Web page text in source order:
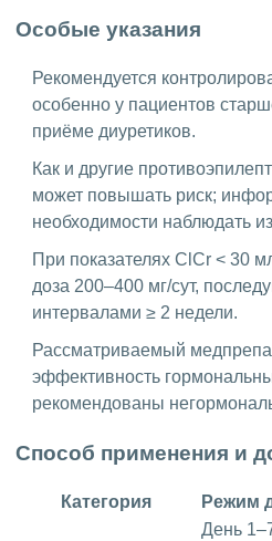
Особые указания
Рекомендуется
особенно у пациентов
приёме диуретиков.
Как и другие
может повышать риск;
необходимости наблюдать
При показателях ClCr < 30
доза 200–400 мг/сут,
интервалами ≥ 2 недели.
Рассматриваемый
эффективность
рекомендованы
Способ применения и
Категория Режим
День